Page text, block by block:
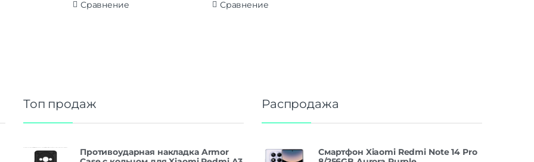
Сравнение Сравнение
Топ продаж
Противоударная накладка Armor
Распродажа
Смартфон Xiaomi Redmi Note 14 Pro